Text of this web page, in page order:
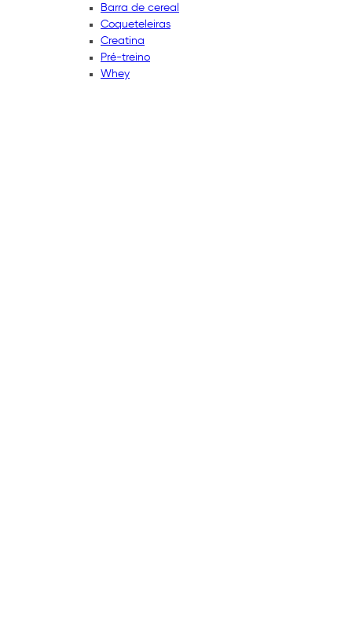
Barra de cereal
Coqueteleiras
Creatina
Pré-treino
Whey